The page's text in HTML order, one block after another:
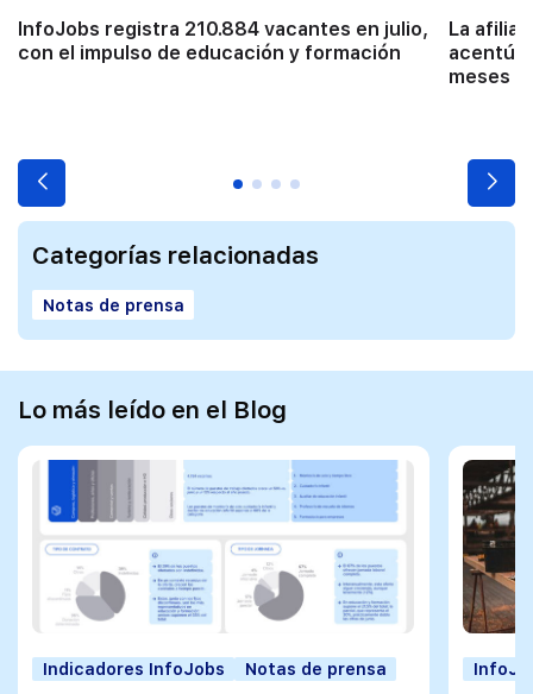
InfoJobs registra 210.884 vacantes en julio,
con el impulso de educación y formación
La
acentúa
meses
Categorías relacionadas
Notas de prensa
Lo más leído en el Blog
Indicadores InfoJobs Notas de prensa